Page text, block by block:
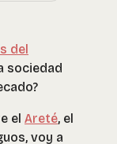
del
sociedad
el Areté, el
voy a